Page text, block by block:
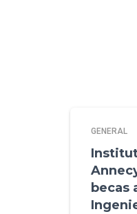
GENERAL
becas